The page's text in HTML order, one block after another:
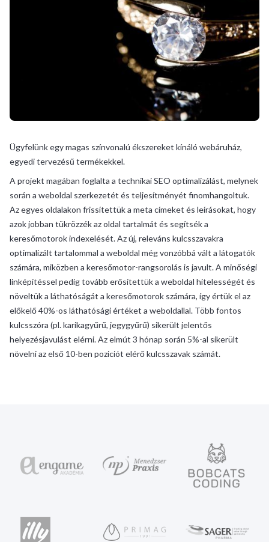
Ügyfelünk egy magas színvonalú ékszereket kínáló webáruház,
egyedi tervezésű termékekkel.
A projekt magában foglalta a technikai SEO optimalizálást, melynek
során a weboldal szerkezetét és teljesítményét finomhangoltuk.
Az egyes oldalakon frissítettük a meta címeket és leírásokat, hogy
azok jobban tükrözzék az oldal tartalmát és segítsék a
keresőmotorok indexelését. Az új, releváns kulcsszavakra
optimalizált tartalommal a weboldal még vonzóbbá vált a látogatók
számára, miközben a keresőmotor-rangsorolás is javult. A minőségi
linképítéssel pedig tovább erősítettük a weboldal hitelességét és
növeltük a láthatóságát a keresőmotorok számára, így értük el az
előkelő 40%-os láthatósági értéket a weboldallal. Több fontos
kulcsszóra (pl. karikagyűrű, jegygyűrű) sikerült jelentős
helyezésjavulást elérni. Az elmút 3 hónap során 5%-al sikerült
növelni az első 10-ben poziciót elérő kulcsszavak számát.